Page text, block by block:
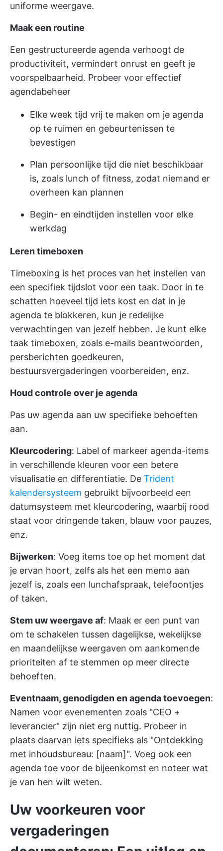
uniforme weergave.
Maak een routine
Een gestructureerde agenda verhoogt de
productiviteit, vermindert onrust en geeft je
voorspelbaarheid. Probeer voor effectief
agendabeheer
Elke week tijd vrij te maken om je agenda
op te ruimen en gebeurtenissen te
bevestigen
Plan persoonlijke tijd die niet beschikbaar
is, zoals lunch of fitness, zodat niemand er
overheen kan plannen
Begin- en eindtijden instellen voor elke
werkdag
Leren timeboxen
Timeboxing is het proces van het instellen van
een specifiek tijdslot voor een taak. Door in te
schatten hoeveel tijd iets kost en dat in je
agenda te blokkeren, kun je redelijke
verwachtingen van jezelf hebben. Je kunt elke
taak timeboxen, zoals e-mails beantwoorden,
persberichten goedkeuren,
bestuursvergaderingen voorbereiden, enz.
Houd controle over je agenda
Pas uw agenda aan uw specifieke behoeften
aan.
Kleurcodering: Label of markeer agenda-items
in verschillende kleuren voor een betere
visualisatie en differentiatie. De Trident
kalendersysteem gebruikt bijvoorbeeld een
datumsysteem met kleurcodering, waarbij rood
staat voor dringende taken, blauw voor pauzes,
enz.
Bijwerken: Voeg items toe op het moment dat
je ervan hoort, zelfs als het een memo aan
jezelf is, zoals een lunchafspraak, telefoontjes
of taken.
Stem uw weergave af: Maak er een punt van
om te schakelen tussen dagelijkse, wekelijkse
en maandelijkse weergaven om aankomende
prioriteiten af te stemmen op meer directe
behoeften.
Eventnaam, genodigden en agenda toevoegen:
Namen voor evenementen zoals "CEO +
leverancier" zijn niet erg nuttig. Probeer in
plaats daarvan iets specifieks als "Ontdekking
met inhoudsbureau: [naam]". Voeg ook een
agenda toe voor de bijeenkomst en noteer wat
je van hen wilt weten.
Uw voorkeuren voor
vergaderingen